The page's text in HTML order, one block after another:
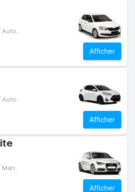
Auto.
Afficher
Auto.
Afficher
Man.
Afficher